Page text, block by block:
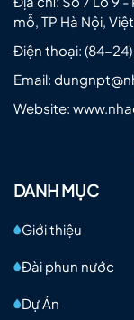
mỗ, TP Hà Nội,
Điện thoại: (84-
Email:
Website:
DANH MỤC
Giới thiệu
Đài phun nước
Dự Án